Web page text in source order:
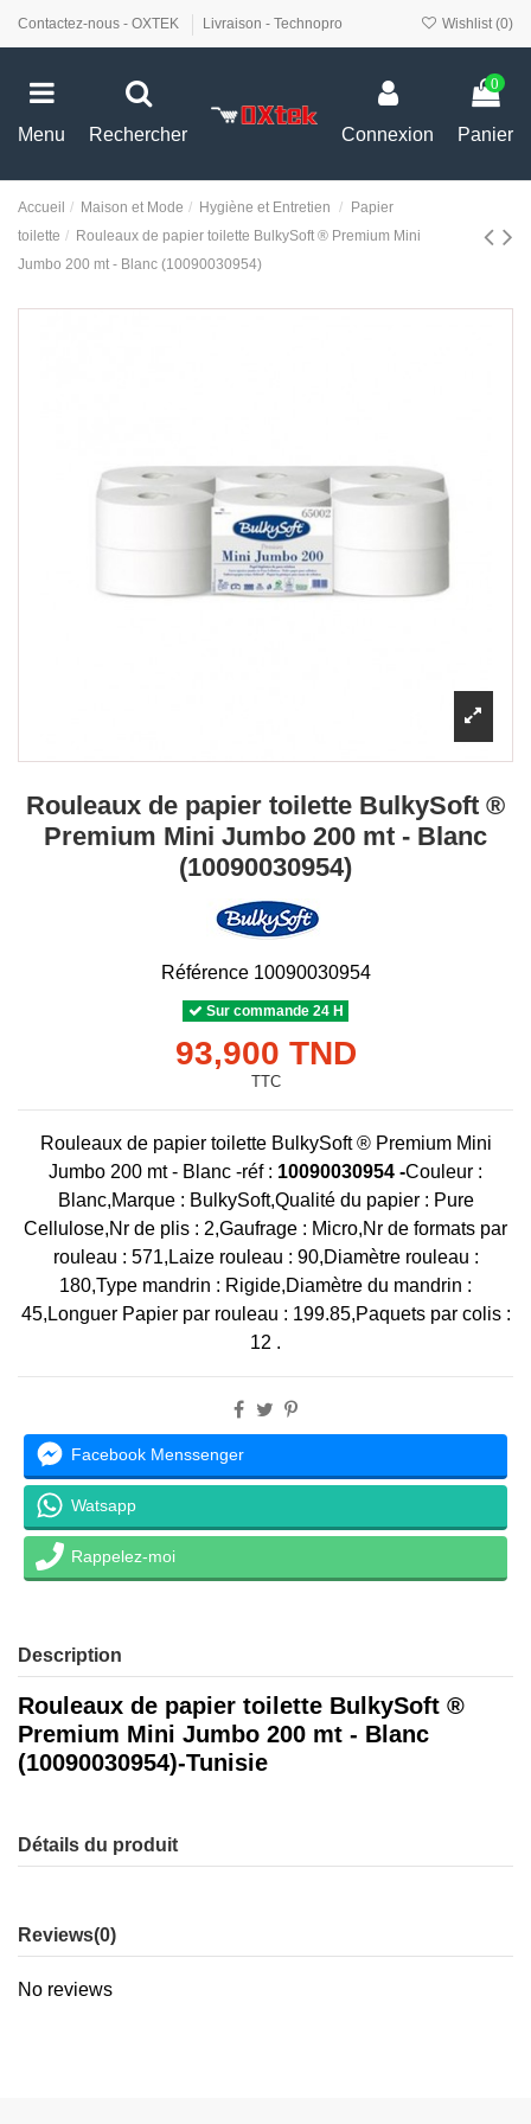
Contactez-nous - OXTEK Livraison - Technopro Wishlist (0)
Menu Rechercher Connexion
0
Panier
Accueil Maison et Mode Hygiène et Entretien
Papier
toilette
Rouleaux de papier toilette BulkySoft ® Premium Mini
Jumbo 200 mt - Blanc (10090030954)
Rouleaux de papier toilette BulkySoft ®
Premium Mini Jumbo 200 mt - Blanc
(10090030954)
Référence 10090030954
Sur commande 24 H
93,900 TND
TTC
Rouleaux de papier toilette BulkySoft ® Premium Mini
Jumbo 200 mt - Blanc -réf : 10090030954 -Couleur :
Blanc,Marque : BulkySoft,Qualité du papier : Pure
Cellulose,Nr de plis : 2,Gaufrage : Micro,Nr de formats par
rouleau : 571,Laize rouleau : 90,Diamètre rouleau :
180,Type mandrin : Rigide,Diamètre du mandrin :
45,Longuer Papier par rouleau : 199.85,Paquets par colis :
12 .
Facebook Menssenger
Watsapp
Rappelez-moi
Description
Rouleaux de papier toilette BulkySoft ®
Premium Mini Jumbo 200 mt - Blanc
(10090030954)-Tunisie
Détails du produit
Reviews(0)
No reviews